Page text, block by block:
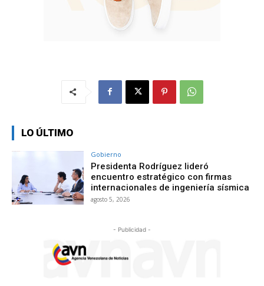
LO ÚLTIMO
Gobierno
Presidenta Rodríguez lideró
encuentro estratégico con firmas
internacionales de ingeniería sísmica
agosto 5, 2026
- Publicidad -